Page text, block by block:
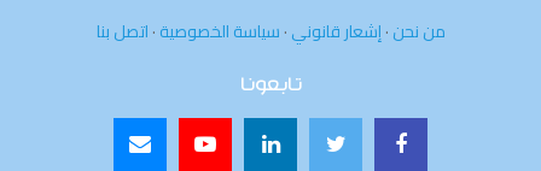
من نحن·إشعار قانوني·سياسة الخصوصية·اتصل بنا
تابعونا